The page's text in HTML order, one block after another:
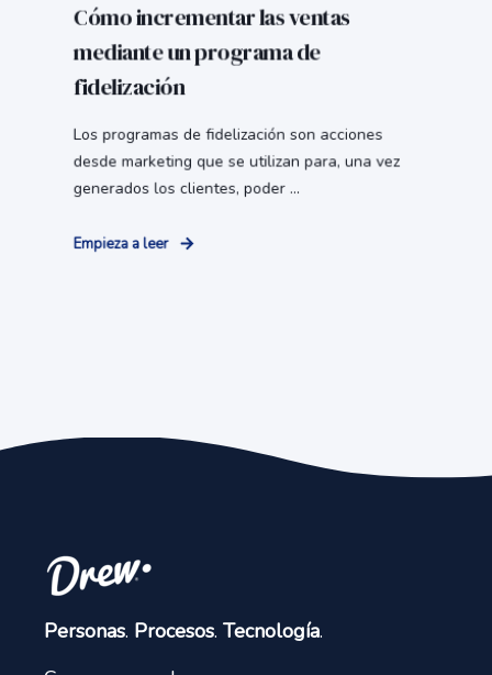
Cómo incrementar las ventas
mediante un programa de
fidelización
Los programas de fidelización son acciones
desde marketing que se utilizan para, una vez
generados los clientes, poder ...
Empieza a leer
Personas. Procesos. Tecnología.